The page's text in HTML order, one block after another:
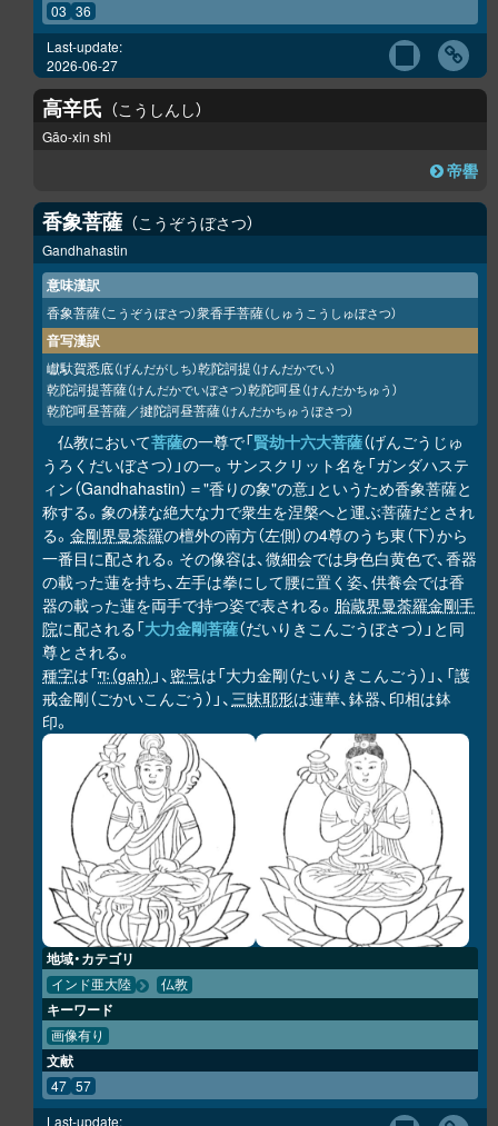
03 36
Last-update:
2026-06-27
高辛氏 こうしんし
Gāo-xin shì
帝嚳
香象菩薩 こうぞうぼさつ
Gandhahastin
意味漢訳
香象菩薩（こうぞうぼさつ）衆香手菩薩（しゅうこうしゅぼさつ）
音写漢訳
巘馱賀悉底（げんだがしち）乾陀訶提（けんだかでい）
乾陀訶提菩薩（けんだかでいぼさつ）乾陀呵昼（けんだかちゅう）
乾陀呵昼菩薩／揵陀訶昼菩薩（けんだかちゅうぼさつ）
仏教において菩薩の一尊で「賢劫十六大菩薩（げんごうじゅ
うろくだいぼさつ）」の一。サンスクリット名を「ガンダハステ
ィン（Gandhahastin）＝"香りの象"の意」というため香象菩薩と
称する。象の様な絶大な力で衆生を涅槃へと運ぶ菩薩だとされ
る。 金剛界曼荼羅の檀外の南方（左側）の4尊のうち東（下）から
一番目に配される。その像容は、微細会では身色白黄色で、香器
の載った蓮を持ち、左手は拳にして腰に置く姿、供養会では香
器の載った蓮を両手で持つ姿で表される。 胎蔵界曼荼羅金剛手
院に配される「大力金剛菩薩（だいりきこんごうぼさつ）」と同
尊とされる。
種字は「गः（gaḥ） 」、 密号は「大力金剛（たいりきこんごう）」、「護
戒金剛（ごかいこんごう）」、三昧耶形は蓮華、鉢器、印相は鉢
印。
地域・カテゴリ
インド亜大陸 仏教
キーワード
画像有り
文献
47 57
Last-update: